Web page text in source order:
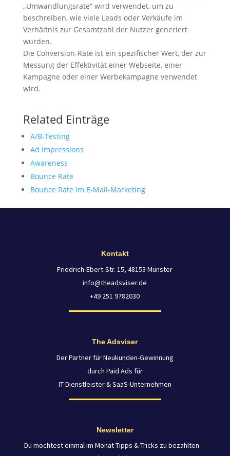
„Umwandlungsrate“ wird verwendet, um zu
beschreiben, wie viele Leads oder Verkäufe im
Verhältnis zur Gesamtzahl der Nutzer generiert
wurden.
Die Conversion-Rate ist ein spezifischer Wert, der zur
Messung der Effektivität einer Webseite, einer
Kampagne oder einer Werbekampagne verwendet
wird.
Related Einträge
A/B-Testing
Ad Impressions
Awareness
Bounce Rate
Bounce Rate im E-Mail-Marketing
Kontakt
Friedrich-Ebert-Str. 15, 48153 Münster
info@theadsviser.de
+49 251 9782030
The Adsviser
Der Partner für Neukunden-Gewinnung
durch Paid Ads für
IT-Dienstleister & SaaS-Unternehmen
Newsletter
Du möchtest einmal im Monat Tipps & Tricks zu bezahlten